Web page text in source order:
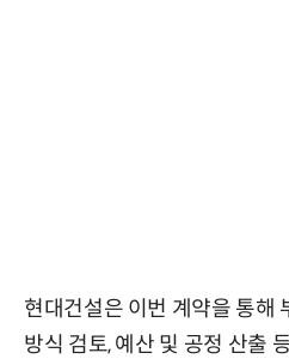
현대건설은 이번 계약을 통해
방식 검토, 예산 및 공정 산출